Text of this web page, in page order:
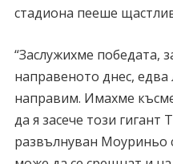
стадиона пееше
“Заслужихме победата,
направеното днес,
направим. Имахме
да я засече този гигант
развълнуван Моуриньо